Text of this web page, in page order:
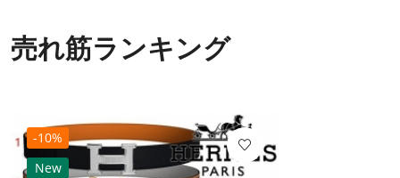
売れ筋ランキング
-10%
New